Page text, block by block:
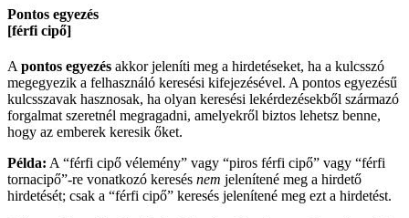
Pontos egyezés
[férfi cipő]
A pontos egyezés akkor jeleníti meg a hirdetéseket, ha a kulcsszó
megegyezik a felhasználó keresési kifejezésével. A pontos egyezésű
kulcsszavak hasznosak, ha olyan keresési lekérdezésekből származó
forgalmat szeretnél megragadni, amelyekről biztos lehetsz benne,
hogy az emberek keresik őket.
Példa: A “férfi cipő vélemény” vagy “piros férfi cipő” vagy “férfi
tornacipő”-re vonatkozó keresés nem jelenítené meg a hirdető
hirdetését; csak a “férfi cipő” keresés jelenítené meg ezt a hirdetést.